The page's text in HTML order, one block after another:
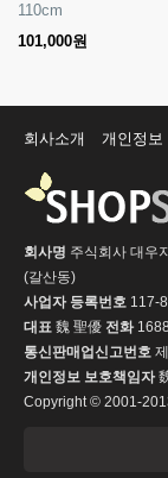
110cm
101,000원
회사소개 개인정보
회사명 주식회사 대우
(갈산동)
사업자 등록번호 117-
대표 魏 聖優 전화
통신판매업신고번호
개인정보 보호책임자
Copyright © 2001-